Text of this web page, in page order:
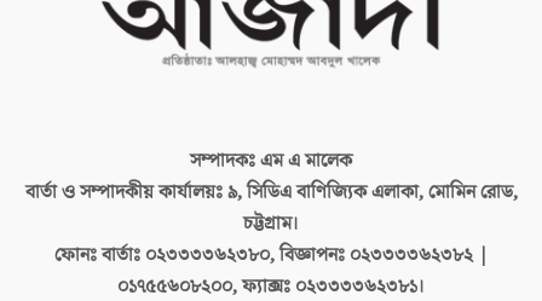
সম্পাদকঃএম এ মালেক
বার্তা ও সম্পাদকীয় কার্যালয়ঃ৯, সিডিএ বাণিজ্যিক এলাকা, মোমিন রোড,
চট্টগ্রাম।
ফোনঃ বার্তাঃ ০২৩৩৩৩৬২৩৮০, বিজ্ঞাপনঃ ০২৩৩৩৩৬২৩৮২ |
০১৭৫৫৬০৮২০০, ফ্যাক্সঃ ০২৩৩৩৩৬২৩৮১।